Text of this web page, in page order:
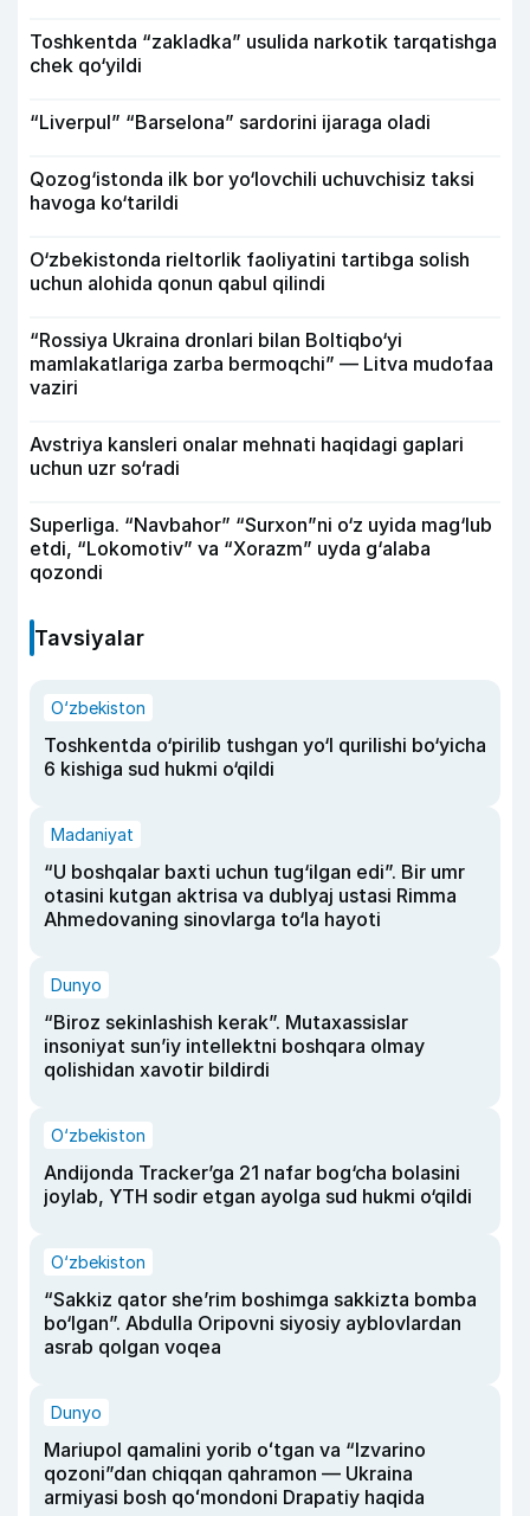
Toshkentda “zakladka” usulida narkotik tarqatishga
chek qo‘yildi
“Liverpul” “Barselona” sardorini ijaraga oladi
Qozog‘istonda ilk bor yo‘lovchili uchuvchisiz taksi
havoga ko‘tarildi
O‘zbekistonda rieltorlik faoliyatini tartibga solish
uchun alohida qonun qabul qilindi
“Rossiya Ukraina dronlari bilan Boltiqbo‘yi
mamlakatlariga zarba bermoqchi” — Litva mudofaa
vaziri
Avstriya kansleri onalar mehnati haqidagi gaplari
uchun uzr so‘radi
Superliga. “Navbahor” “Surxon”ni o‘z uyida mag‘lub
etdi, “Lokomotiv” va “Xorazm” uyda g‘alaba
qozondi
Tavsiyalar
O‘zbekiston
Toshkentda o‘pirilib tushgan yo‘l qurilishi bo‘yicha
6 kishiga sud hukmi o‘qildi
Madaniyat
“U boshqalar baxti uchun tug‘ilgan edi”. Bir umr
otasini kutgan aktrisa va dublyaj ustasi Rimma
Ahmedovaning sinovlarga to‘la hayoti
Dunyo
“Biroz sekinlashish kerak”. Mutaxassislar
insoniyat sun’iy intellektni boshqara olmay
qolishidan xavotir bildirdi
O‘zbekiston
Andijonda Tracker’ga 21 nafar bog‘cha bolasini
joylab, YTH sodir etgan ayolga sud hukmi o‘qildi
O‘zbekiston
“Sakkiz qator she’rim boshimga sakkizta bomba
bo‘lgan”. Abdulla Oripovni siyosiy ayblovlardan
asrab qolgan voqea
Dunyo
Mariupol qamalini yorib oʻtgan va “Izvarino
qozoni”dan chiqqan qahramon — Ukraina
armiyasi bosh qoʻmondoni Drapatiy haqida